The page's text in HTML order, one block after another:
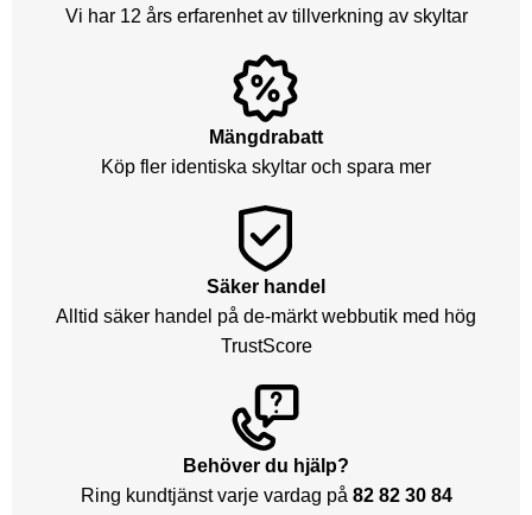
Vi har 12 års erfarenhet av tillverkning av skyltar
Mängdrabatt
Köp fler identiska skyltar och spara mer
Säker handel
Alltid säker handel på de-märkt webbutik med hög
TrustScore
Behöver du hjälp?
Ring kundtjänst varje vardag på 82 82 30 84